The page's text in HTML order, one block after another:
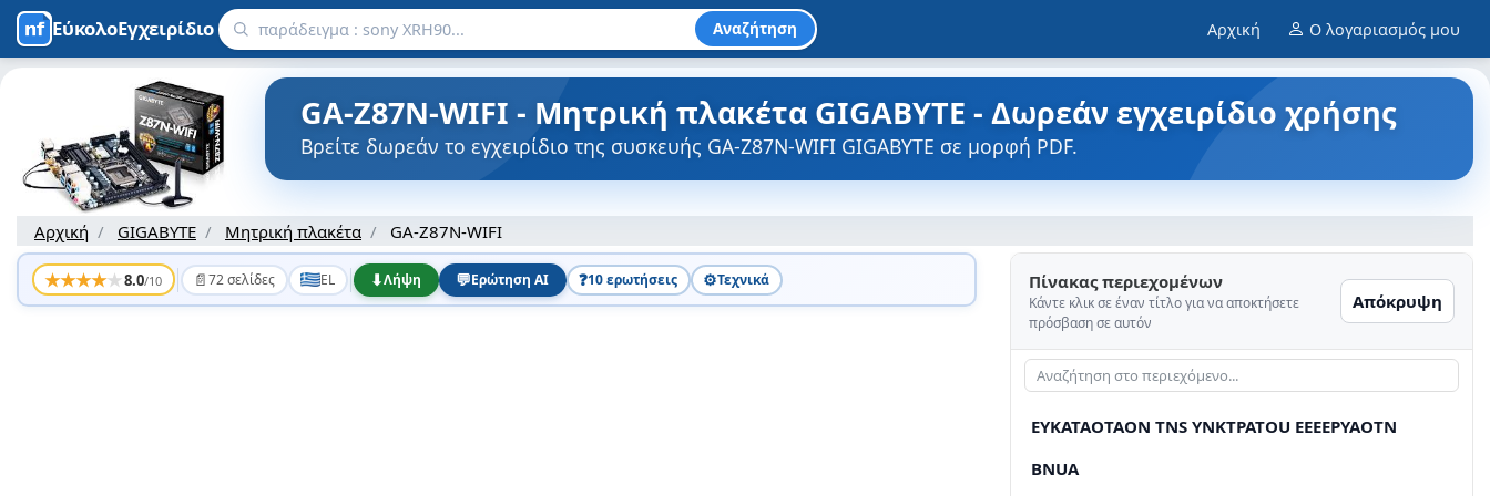
ΕύκολοΕγχειρίδιο Αναζήτηση Αρχική Ο λογαριασμός μου
GA-Z87N-WIFI - Μητρική πλακέτα GIGABYTE - Δωρεάν εγχειρίδιο χρήσης
Βρείτε δωρεάν το εγχειρίδιο της συσκευής GA-Z87N-WIFI GIGABYTE σε μορφή PDF.
Αρχική GIGABYTE Μητρική πλακέτα GA-Z87N-WIFI
★★★★★8.0/10 📄72 σελίδες EL ⬇Λήψη 💬Ερώτηση AI ❓10 ερωτήσεις ⚙️Τεχνικά Πίνακας περιεχομένων
Κάντε κλικ σε έναν τίτλο για να αποκτήσετε
πρόσβαση σε αυτόν
Απόκρυψη
EYKATAOTAON TNS YNKTPATOU EEEEPYAOTN
BNUA